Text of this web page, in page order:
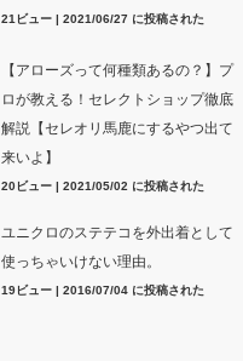
21ビュー| 2021/06/27 に投稿された
【アローズって何種類あるの？】プ
ロが教える！セレクトショップ徹底
解説【セレオリ馬鹿にするやつ出て
来いよ】
20ビュー| 2021/05/02 に投稿された
ユニクロのステテコを外出着として
使っちゃいけない理由。
19ビュー| 2016/07/04 に投稿された